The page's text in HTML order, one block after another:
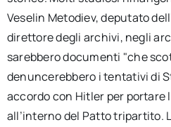
Veselin Metodiev, deputato
direttore degli archivi, negli
sarebbero documenti "che
denuncerebbero i tentativi di
accordo con Hitler per portare
all’interno del Patto tripartito.